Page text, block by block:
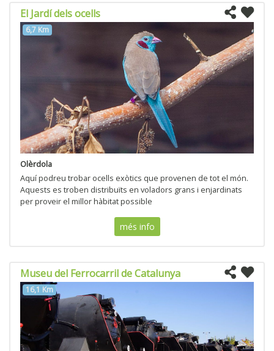
El Jardí dels ocells
6,7 Km
Olèrdola
Aquí podreu trobar ocells exòtics que provenen de tot el món.
Aquests es troben distribuïts en voladors grans i enjardinats
per proveir el millor hàbitat possible
més info
Museu del Ferrocarril de Catalunya
16,1 Km